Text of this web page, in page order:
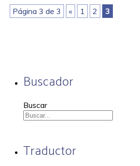
Página 3 de 3 « 1 2 3
Buscador
Buscar
Traductor